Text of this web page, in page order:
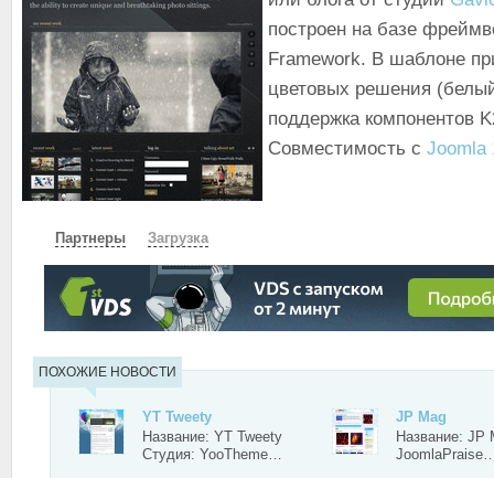
построен на базе
Framework. В шаблоне
цветовых решения
поддержка компонентов
Совместимость с Joomla
Партнеры Загрузка
СКАЧАТЬ ЗЕРКАЛО ЗЕРКАЛО №2
ПОХОЖИЕ НОВОСТИ
YT Tweety
Название: YT Tweety
Студия: YooTheme…
JP Mag
Название: JP